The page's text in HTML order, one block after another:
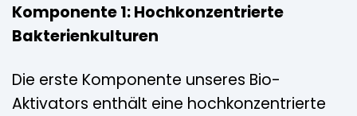
Komponente 1: Hochkonzentrierte
Bakterienkulturen
Die erste Komponente unseres Bio-
Aktivators enthält eine hochkonzentrierte